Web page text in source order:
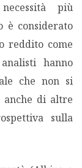
più
è considerato
reddito come
hanno
che non si
di altre
sulla